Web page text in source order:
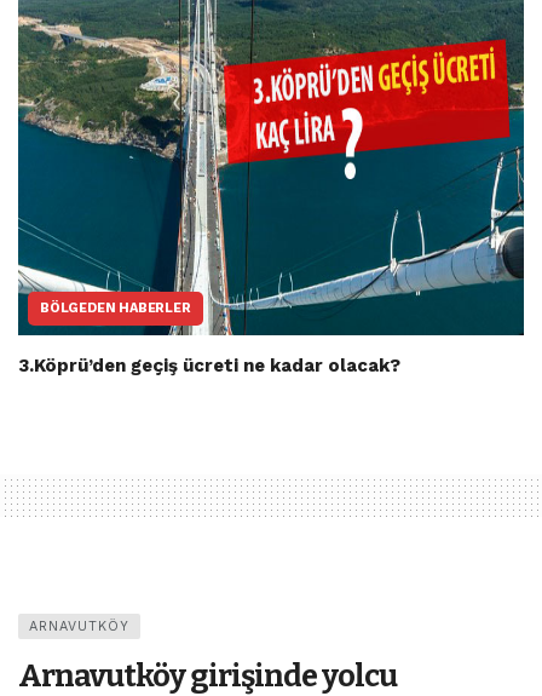
BÖLGEDEN HABERLER
3.Köprü’den geçiş ücreti ne kadar olacak?
ARNAVUTKÖY
Arnavutköy girişinde yolcu